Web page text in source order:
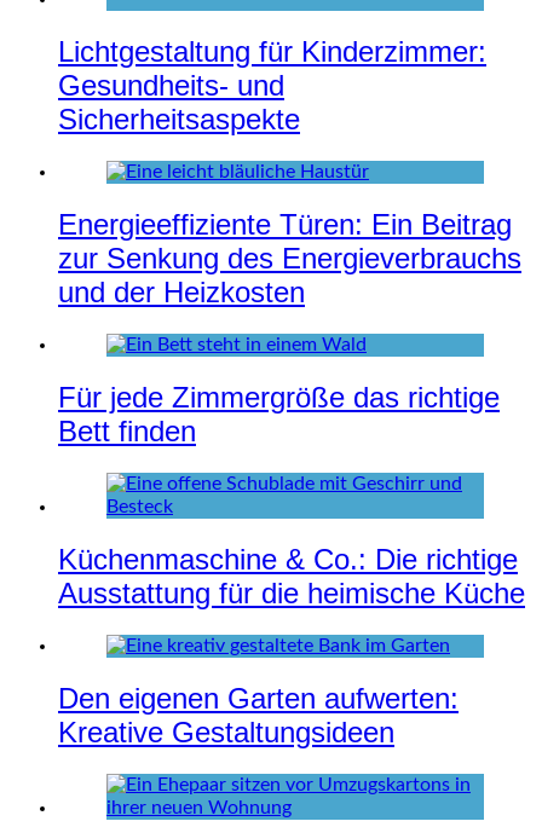
Lichtgestaltung für Kinderzimmer:
Gesundheits- und
Sicherheitsaspekte
Energieeffiziente Türen: Ein Beitrag
zur Senkung des Energieverbrauchs
und der Heizkosten
Für jede Zimmergröße das richtige
Bett finden
Küchenmaschine & Co.: Die richtige
Ausstattung für die heimische Küche
Den eigenen Garten aufwerten:
Kreative Gestaltungsideen